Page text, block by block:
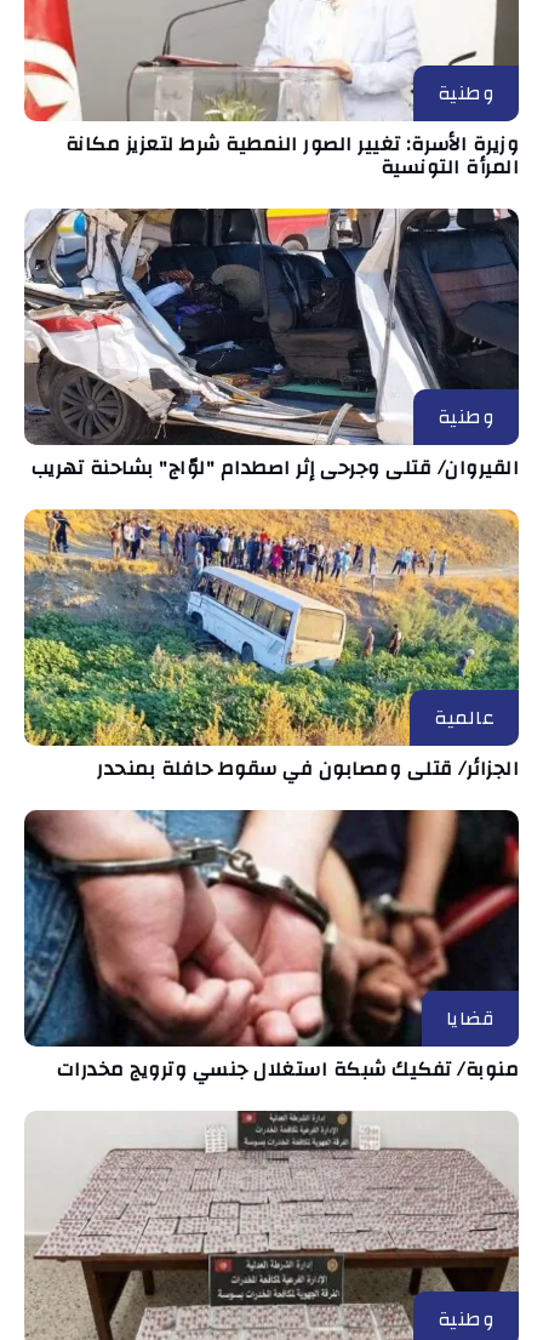
وطنية
وزيرة الأسرة: تغيير الصور النمطية شرط لتعزيز مكانة
المرأة التونسية
وطنية
القيروان/ قتلى وجرحى إثر اصطدام "لوّاج" بشاحنة تهريب
عالمية
الجزائر/ قتلى ومصابون في سقوط حافلة بمنحدر
قضايا
منوبة/ تفكيك شبكة استغلال جنسي وترويج مخدرات
وطنية